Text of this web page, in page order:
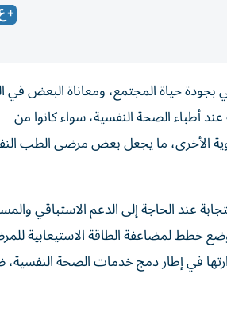
حياة المجتمع، ومعاناة البعض
أطباء الصحة النفسية، سواء كانوا من
الأخرى، ما يجعل بعض مرضى الطب
عند الحاجة إلى الدعم الاستباقي
في الصحة النفسية 81% منذ 2022، إلى جانب وضع خطط لمضاعفة الطاقة
النفسية، وإدارتها في إطار دمج خدمات الصحة